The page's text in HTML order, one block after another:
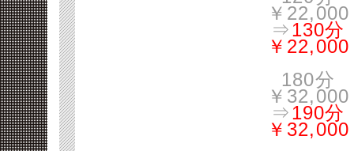
￥22,000
⇒130分
￥22,000
180分
￥32,000
⇒190分
￥32,000